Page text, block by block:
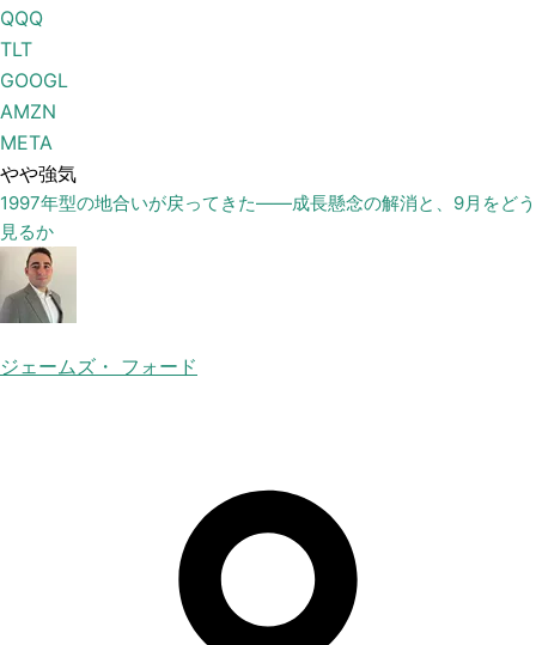
QQQ
TLT
GOOGL
AMZN
META
やや強気
1997年型の地合いが戻ってきた——成長懸念の解消と、9月をどう
見るか
ジェームズ・ フォード